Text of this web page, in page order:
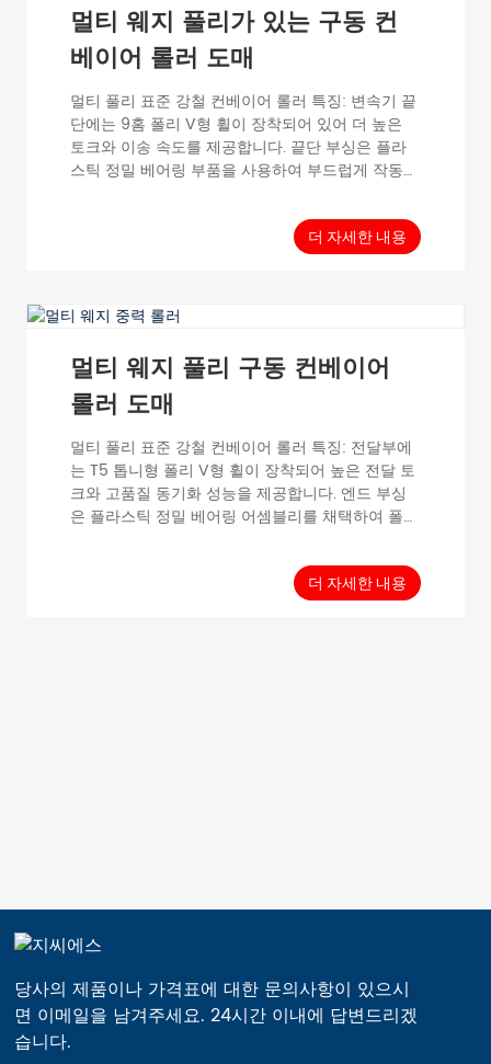
멀티 웨지 풀리가 있는 구동 컨
베이어 롤러 도매
멀티 풀리 표준 강철 컨베이어 롤러 특징: 변속기 끝
단에는 9홈 폴리 V형 휠이 장착되어 있어 더 높은
토크와 이송 속도를 제공합니다. 끝단 부싱은 플라
스틱 정밀 베어링 부품을 사용하여 부드럽게 작동합
다. 일반 사양: 이송 하중: 단일 재질 ≤30kg, 최대 속
도: 0.5m/s, 온도 범위: -5℃~40℃, 재질: 베어링 하
더 자세한 내용
멀티 웨지 풀리 구동 컨베이어
롤러 도매
멀티 풀리 표준 강철 컨베이어 롤러 특징: 전달부에
는 T5 톱니형 폴리 V형 휠이 장착되어 높은 전달 토
크와 고품질 동기화 성능을 제공합니다. 엔드 부싱
은 플라스틱 정밀 베어링 어셈블리를 채택하여 폴리
정확도를 요구합니다. 일반 데이터: 전달 하중: 단일
재질 ≤30kg, 최대 속도: 0.5m/s, T...더 자세한 내용
당사의 제품이나 가격표에 대한 문의사항이 있으시
면 이메일을 남겨주세요. 24시간 이내에 답변드리겠
습니다.